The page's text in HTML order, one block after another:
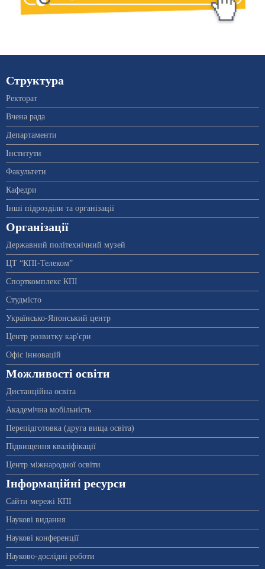
Структура
Ректорат
Вчена рада
Департаменти
Інститути
Факультети
Кафедри
Інші підрозділи та організації
Організації
Державний політехнічний музей
ЦТ “КПІ-Телеком”
Спорткомплекс КПІ
Студмісто
Українсько-Японський центр
Центр розвитку кар'єри
Офіс інновацій
Можливості освіти
Дистанційна освіта
Академічна мобільність
Перепідготовка (друга вища освіта)
Підвищення кваліфікації
Центр міжнародної освіти
Інформаційні ресурси
Сайти мережі КПІ
Наукові видання
Наукові конференції
Науково-дослідні роботи